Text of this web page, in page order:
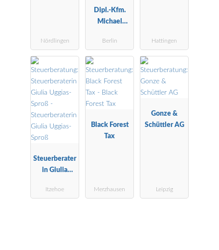
Nördlingen
Dipl.-Kfm.
Michael
Steuerberater
Berlin Hattingen
Steuerberater
in Giulia
Itzehoe
Black Forest
Tax
Merzhausen
Gonze &
Schüttler AG
Leipzig